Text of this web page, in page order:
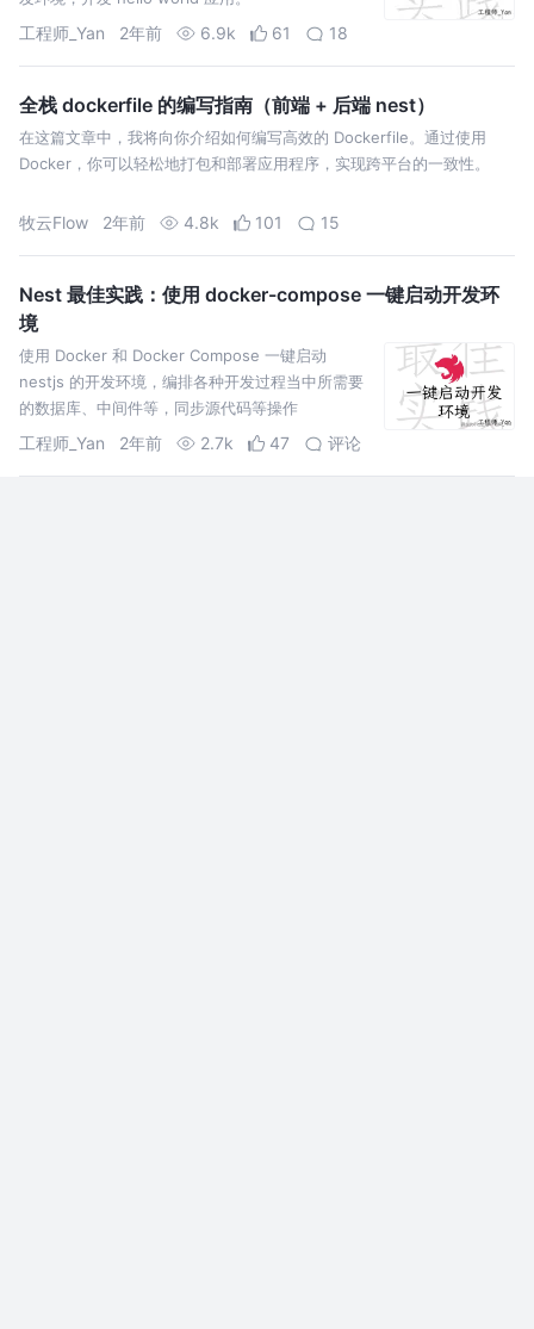
工程师_Yan 2年前 6.9k 61 18
全栈 dockerfile 的编写指南（前端 + 后端 nest）
在这篇文章中，我将向你介绍如何编写高效的 Dockerfile。通过使用
Docker，你可以轻松地打包和部署应用程序，实现跨平台的一致性。
牧云Flow 2年前 4.8k 101 15
Nest 最佳实践：使用 docker-compose 一键启动开发环
境
使用 Docker 和 Docker Compose 一键启动
nestjs 的开发环境，编排各种开发过程当中所需要
的数据库、中间件等，同步源代码等操作
工程师_Yan 2年前 2.7k 47 评论